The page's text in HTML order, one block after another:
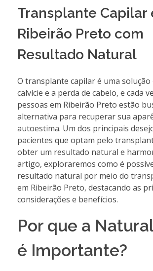
Transplante Capilar
Ribeirão Preto com
Resultado Natural
O transplante capilar é uma solução
calvície e a perda de cabelo, e cada
pessoas em Ribeirão Preto estão
alternativa para recuperar sua
autoestima. Um dos principais
pacientes que optam pelo
obter um resultado natural e
artigo, exploraremos como é
resultado natural por meio do
em Ribeirão Preto, destacando as
considerações e benefícios.
Por que a
é Importante?